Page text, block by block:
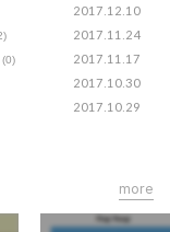
2017.12.10
2017.11.24
(0) 2017.11.17
2017.10.30
2017.10.29
more